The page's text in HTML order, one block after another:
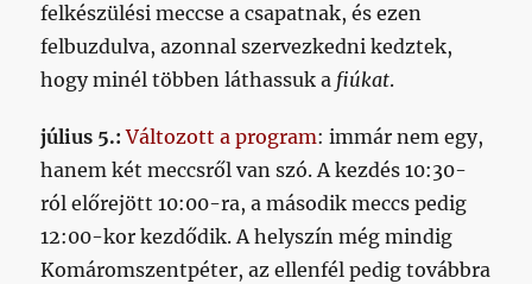
felkészülési meccse a csapatnak, és ezen
felbuzdulva, azonnal szervezkedni kedztek,
hogy minél többen láthassuk a fiúkat.
július 5.:Változott a program: immár nem egy,
hanem két meccsről van szó. A kezdés 10:30-
ról előrejött 10:00-ra, a második meccs pedig
12:00-kor kezdődik. A helyszín még mindig
Komáromszentpéter, az ellenfél pedig továbbra